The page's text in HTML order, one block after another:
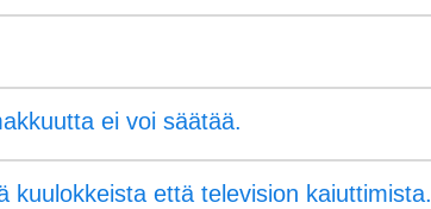
ei voi säätää.
kuulokkeista että television kaiuttimista.